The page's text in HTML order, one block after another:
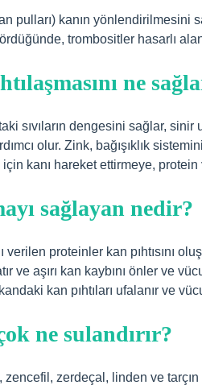
pulları) kanın yönlendirilmesini
trombositler hasarlı
ne
sıvıların dengesini sağlar, sinir
olur. Zink, bağışıklık
için kanı hareket ettirmeye,
sağlayan nedir?
verilen proteinler kan pıhtısını
ve aşırı kan kaybını önler ve
kan pıhtıları ufalanır ve
ne sulandırır?
zencefil, zerdeçal, linden ve